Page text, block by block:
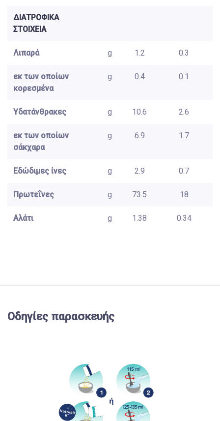
ΔΙΑΤΡΟΦΙΚΑ
ΣΤΟΙΧΕΙΑ
Λιπαρά g 1.2 0.3
εκ των οποίων
κορεσμένα
g 0.4 0.1
Υδατάνθρακες g 10.6 2.6
εκ των οποίων
σάκχαρα
g 6.9 1.7
Εδώδιμες ίνες g 2.9 0.7
Πρωτεΐνες g 73.5 18
Αλάτι g 1.38 0.34
Οδηγίες παρασκευής